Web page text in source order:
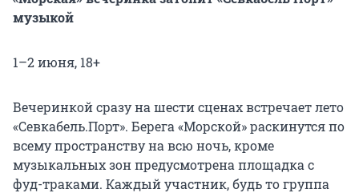
музыкой
1–2 июня, 18+
Вечеринкой сразу на шести сценах встречает лето
«Севкабель.Порт». Берега «Морской» раскинутся по
всему пространству на всю ночь, кроме
музыкальных зон предусмотрена площадка с
фуд-траками. Каждый участник, будь то группа